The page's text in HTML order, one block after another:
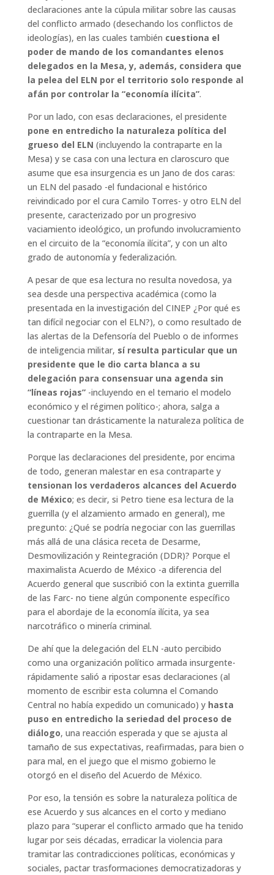
declaraciones ante la cúpula militar sobre las causas
del conflicto armado (desechando los conflictos de
ideologías), en las cuales también cuestiona el
poder de mando de los comandantes elenos
delegados en la Mesa, y, además, considera que
la pelea del ELN por el territorio solo responde al
afán por controlar la “economía ilícita”.
Por un lado, con esas declaraciones, el presidente
pone en entredicho la naturaleza política del
grueso del ELN (incluyendo la contraparte en la
Mesa) y se casa con una lectura en claroscuro que
asume que esa insurgencia es un Jano de dos caras:
un ELN del pasado -el fundacional e histórico
reivindicado por el cura Camilo Torres- y otro ELN del
presente, caracterizado por un progresivo
vaciamiento ideológico, un profundo involucramiento
en el circuito de la “economía ilícita”, y con un alto
grado de autonomía y federalización.
A pesar de que esa lectura no resulta novedosa, ya
sea desde una perspectiva académica (como la
presentada en la investigación del CINEP ¿Por qué es
tan difícil negociar con el ELN?), o como resultado de
las alertas de la Defensoría del Pueblo o de informes
de inteligencia militar, sí resulta particular que un
presidente que le dio carta blanca a su
delegación para consensuar una agenda sin
“líneas rojas”-incluyendo en el temario el modelo
económico y el régimen político-; ahora, salga a
cuestionar tan drásticamente la naturaleza política de
la contraparte en la Mesa.
Porque las declaraciones del presidente, por encima
de todo, generan malestar en esa contraparte y
tensionan los verdaderos alcances del Acuerdo
de México; es decir, si Petro tiene esa lectura de la
guerrilla (y el alzamiento armado en general), me
pregunto: ¿Qué se podría negociar con las guerrillas
más allá de una clásica receta de Desarme,
Desmovilización y Reintegración (DDR)? Porque el
maximalista Acuerdo de México -a diferencia del
Acuerdo general que suscribió con la extinta guerrilla
de las Farc- no tiene algún componente específico
para el abordaje de la economía ilícita, ya sea
narcotráfico o minería criminal.
De ahí que la delegación del ELN -auto percibido
como una organización político armada insurgente-
rápidamente salió a ripostar esas declaraciones (al
momento de escribir esta columna el Comando
Central no había expedido un comunicado) y hasta
puso en entredicho la seriedad del proceso de
diálogo, una reacción esperada y que se ajusta al
tamaño de sus expectativas, reafirmadas, para bien o
para mal, en el juego que el mismo gobierno le
otorgó en el diseño del Acuerdo de México.
Por eso, la tensión es sobre la naturaleza política de
ese Acuerdo y sus alcances en el corto y mediano
plazo para “superar el conflicto armado que ha tenido
lugar por seis décadas, erradicar la violencia para
tramitar las contradicciones políticas, económicas y
sociales, pactar trasformaciones democratizadoras y